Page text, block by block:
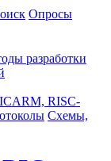
Опросы
разработки
ARM, RISC-
Схемы,